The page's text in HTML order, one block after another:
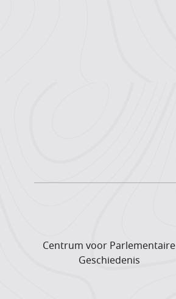
Centrum voor Parlementaire
Geschiedenis